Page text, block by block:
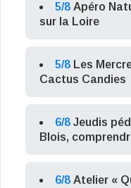
5/8 Apéro
sur la Loire
5/8 Les
Cactus Candies
6/8 Jeudis
Blois,
6/8 Atelier «